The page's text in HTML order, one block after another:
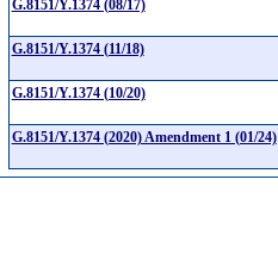
G.8151/Y.1374 (08/17)
G.8151/Y.1374 (11/18)
G.8151/Y.1374 (10/20)
G.8151/Y.1374 (2020) Amendment 1 (01/24)